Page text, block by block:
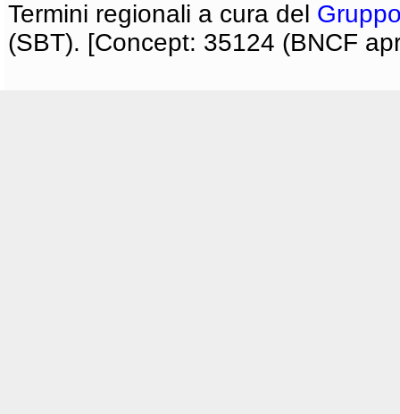
Termini regionali a cura del
(SBT). [Concept: 35124 (BNCF